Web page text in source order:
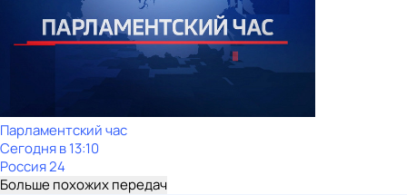
Парламентский час
Сегодня в 13:10
Россия 24
Больше похожих передач